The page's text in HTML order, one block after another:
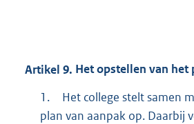
Artikel 9. Het opstellen van het
1.
Het college stelt samen
plan van aanpak op. Daarbij